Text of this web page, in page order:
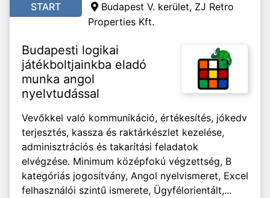
START
Budapest V. kerület, ZJ Retro
Properties Kft.
Budapesti logikai
játékboltjainkba eladó
munka angol
nyelvtudással
Vevőkkel való kommunikáció, értékesítés, jókedv
terjesztés, kassza és raktárkészlet kezelése,
adminisztrációs és takarítási feladatok
elvégzése. Minimum középfokú végzettség, B
kategóriás jogosítvány, Angol nyelvismeret, Excel
felhasználói szintű ismerete, Ügyfélorientált,...